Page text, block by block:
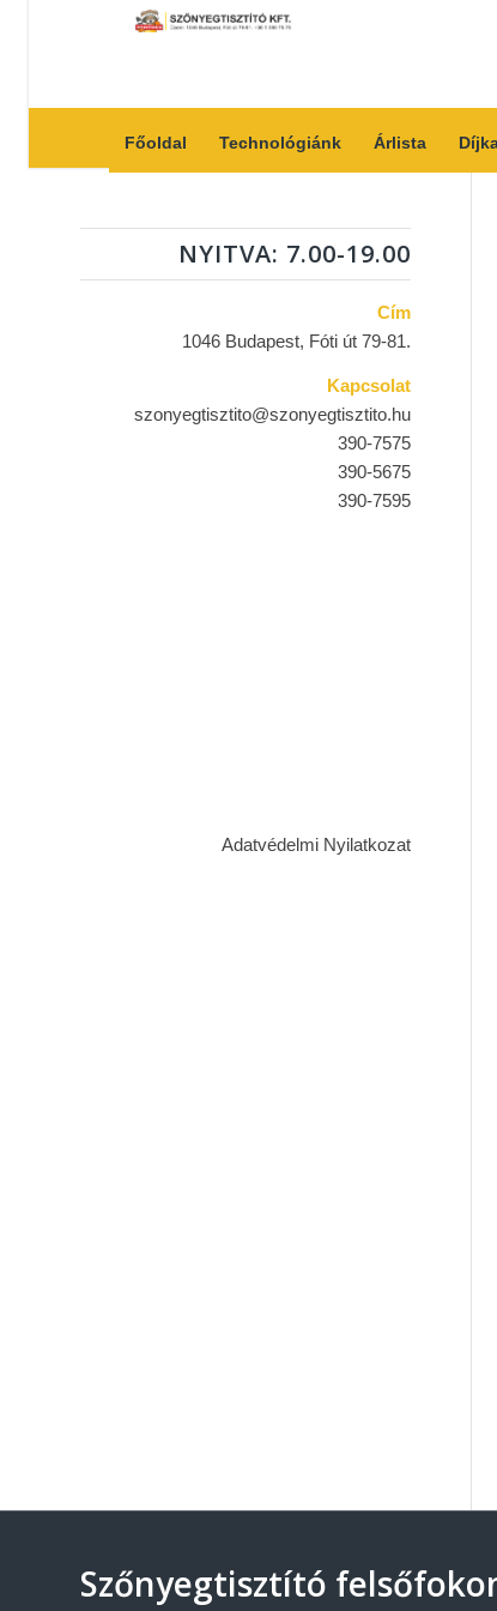
Főoldal Technológiánk Árlista
NYITVA: 7.00-19.00
Cím
1046 Budapest, Fóti út 79-81.
Kapcsolat
szonyegtisztito@szonyegtisztito.hu
390-7575
390-5675
390-7595
Adatvédelmi Nyilatkozat
Szőnyegtisztító